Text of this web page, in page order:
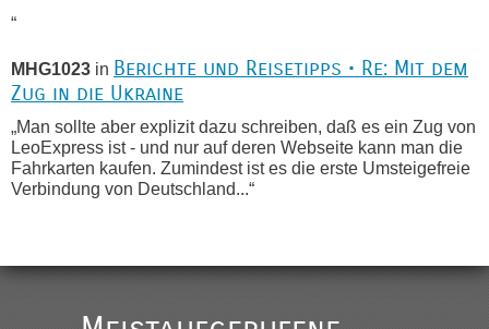
“
MHG1023 in Berichte und Reisetipps • Re: Mit dem
Zug in die Ukraine
„Man sollte aber explizit dazu schreiben, daß es ein Zug von
LeoExpress ist - und nur auf deren Webseite kann man die
Fahrkarten kaufen. Zumindest ist es die erste Umsteigefreie
Verbindung von Deutschland...“
gab es keine Probleme“